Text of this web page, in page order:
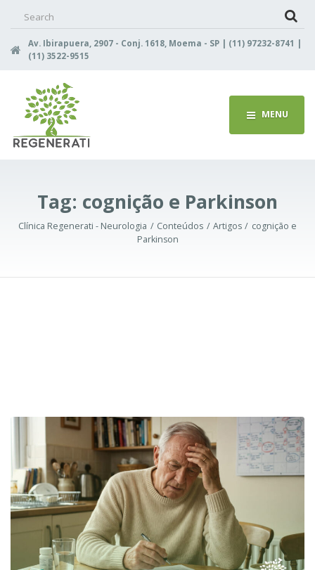
Av. Ibirapuera, 2907 - Conj. 1618, Moema - SP | (11) 97232-8741 |
(11) 3522-9515
MENU
Tag: cognição e Parkinson
Clínica Regenerati - Neurologia Conteúdos Artigos
cognição e
Parkinson